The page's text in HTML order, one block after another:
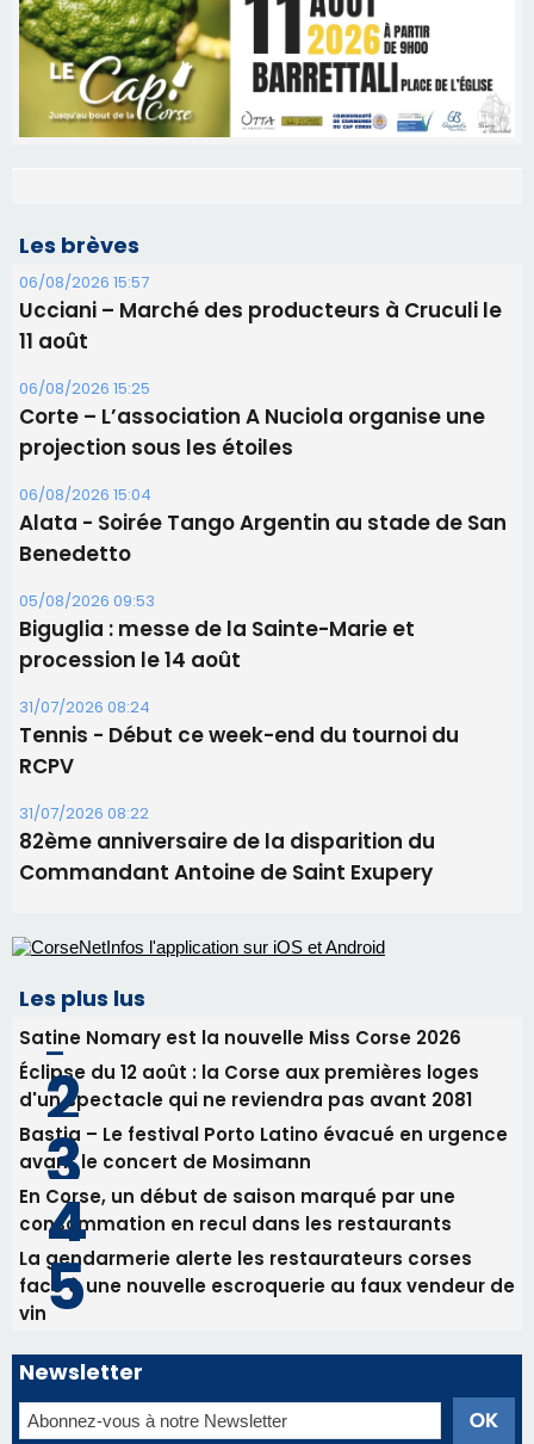
Les brèves
06/08/2026 15:57
Ucciani – Marché des producteurs à Cruculi le
11 août
06/08/2026 15:25
Corte – L’association A Nuciola organise une
projection sous les étoiles
06/08/2026 15:04
Alata - Soirée Tango Argentin au stade de San
Benedetto
05/08/2026 09:53
Biguglia : messe de la Sainte-Marie et
procession le 14 août
Tennis - Début ce week-end du tournoi du
RCPV
31/07/2026 08:22
82ème anniversaire de la disparition du
Commandant Antoine de Saint Exupery
Les plus lus
Satine Nomary est la nouvelle Miss Corse 2026
Éclipse du 12 août : la Corse aux premières loges
d'un spectacle qui ne reviendra pas avant 2081
Bastia – Le festival Porto Latino évacué en urgence
avant le concert de Mosimann
En Corse, un début de saison marqué par une